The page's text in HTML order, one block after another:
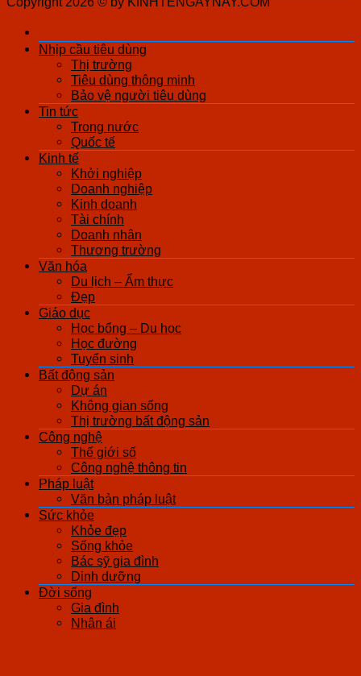
Nhịp cầu tiêu dùng
Thị trường
Tiêu dùng thông minh
Bảo vệ người tiêu dùng
Tin tức
Trong nước
Quốc tế
Kinh tế
Khởi nghiệp
Doanh nghiệp
Kinh doanh
Tài chính
Doanh nhân
Thương trường
Văn hóa
Du lịch – Ẩm thực
Đẹp
Giáo dục
Học bổng – Du học
Học đường
Tuyển sinh
Bất động sản
Dự án
Không gian sống
Thị trường bất động sản
Công nghệ
Thế giới số
Công nghệ thông tin
Pháp luật
Văn bản pháp luật
Sức khỏe
Khỏe đẹp
Sống khỏe
Bác sỹ gia đình
Dinh dưỡng
Đời sống
Gia đình
Nhân ái